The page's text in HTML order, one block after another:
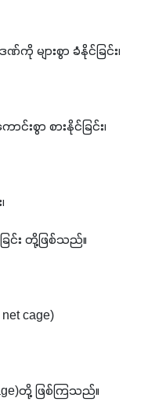
များစွာ ခံနိုင်ခြင်း၊
းစွာ စားနိုင်ခြင်း၊
ြင်း တို့ဖြစ်သည်။
cage)
တို့ ဖြစ်ကြသည်။